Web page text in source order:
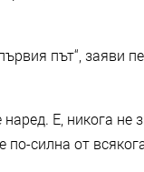
път“, заяви
Е, никога не
силна от